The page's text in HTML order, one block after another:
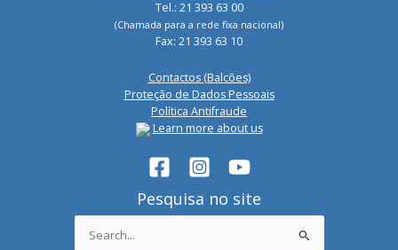
Tel.: 21 393 63 00
(Chamada para a rede fixa nacional)
Fax: 21 393 63 10
Contactos (Balcões)
Proteção de Dados Pessoais
Política Antifraude
Learn more about us
Pesquisa no site
Search